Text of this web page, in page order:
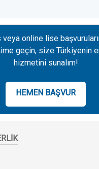
online lise
geçin, size Türkiyenin
hizmetini sunalım!
HEMEN BAŞVUR